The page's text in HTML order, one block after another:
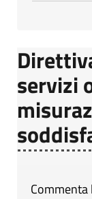
servizi